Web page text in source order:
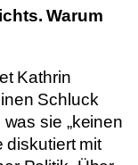
Warum
Kathrin
Schluck
sie „keinen
diskutiert mit